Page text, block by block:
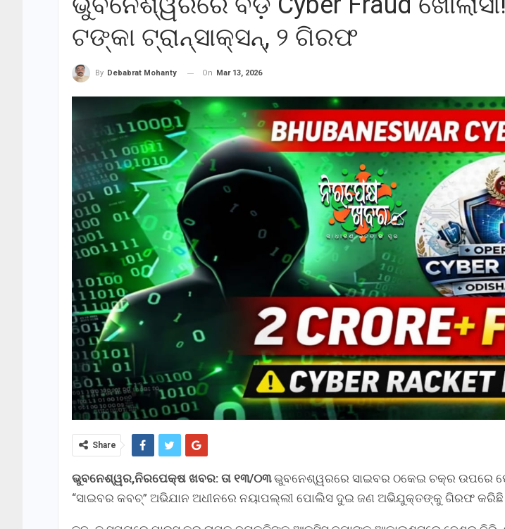
ଟଙ୍କା ଟ୍ରାନ୍ସାକ୍ସନ୍, ୨ ଗିରଫ
By Debabrat Mohanty On Mar 13, 2026
Share
ଭୁବନେଶ୍ୱର,ନିରପେକ୍ଷ ଖବର: ତା ୧୩/୦୩ଭୁବନେଶ୍ୱରରେ ସାଇବର ଠକେଇ ଚକ୍ର ଉପରେ
“ସାଇବର କବଚ୍” ଅଭିଯାନ ଅଧୀନରେ ନୟାପଲ୍ଲୀ ପୋଲିସ ଦୁଇ ଜଣ ଅଭିଯୁକ୍ତଙ୍କୁ ଗିରଫ